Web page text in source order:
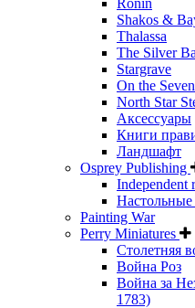
Ronin
Shakos &
Thalassa
The Silver
Stargrave
On the
North Star
Аксессуары
Книги
Ландшафт
Osprey Publishing
Independent
Painting War
Perry Miniatures
Столетняя
Война Роз
Война за
1783)